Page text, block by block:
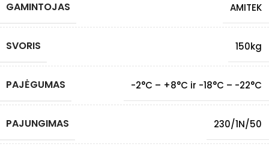
GAMINTOJAS AMITEK
SVORIS 150kg
PAJĖGUMAS -2°C – +8°C ir -18°C – -22°C
PAJUNGIMAS 230/1N/50